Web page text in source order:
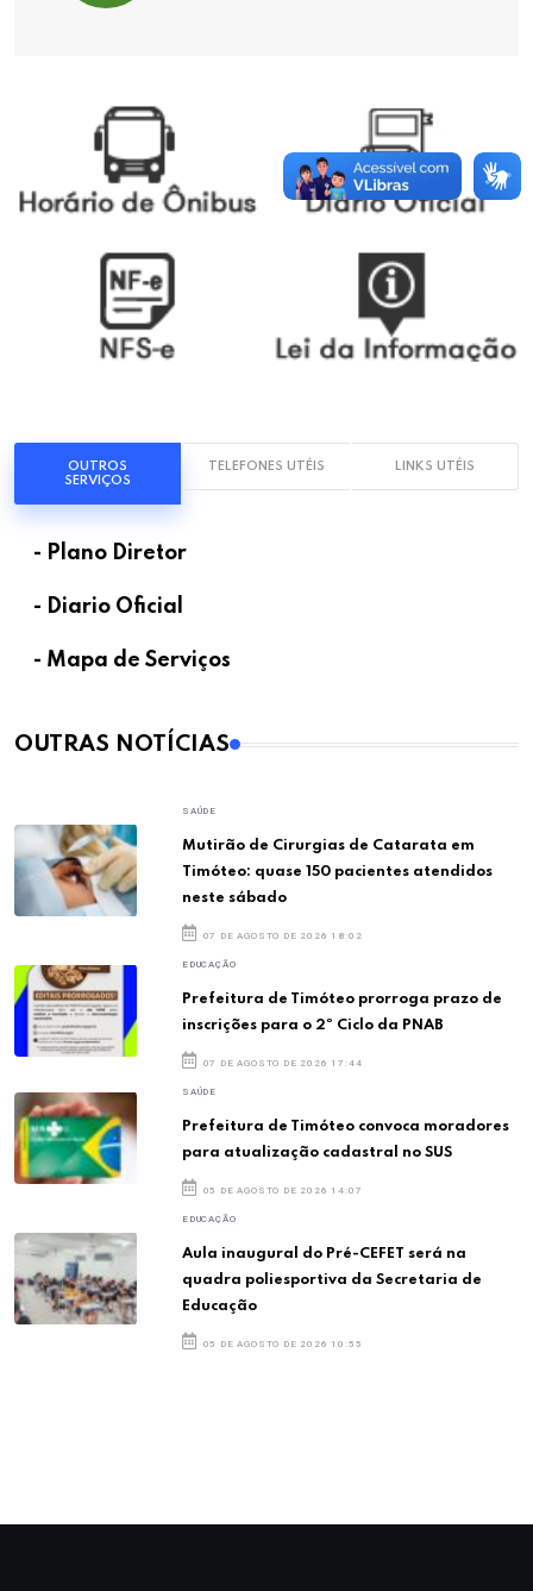
OUTROS
SERVIÇOS
TELEFONES UTÉIS LINKS UTÉIS
- Plano Diretor
- Diario Oficial
- Mapa de Serviços
OUTRAS NOTÍCIAS
SAÚDE
Mutirão de Cirurgias de Catarata em
Timóteo: quase 150 pacientes atendidos
neste sábado
07 DE AGOSTO DE 2026 18:02
EDUCAÇÃO
Prefeitura de Timóteo prorroga prazo de
inscrições para o 2º Ciclo da PNAB
07 DE AGOSTO DE 2026 17:44
SAÚDE
Prefeitura de Timóteo convoca moradores
para atualização cadastral no SUS
05 DE AGOSTO DE 2026 14:07
EDUCAÇÃO
Aula inaugural do Pré-CEFET será na
quadra poliesportiva da Secretaria de
Educação
05 DE AGOSTO DE 2026 10:55